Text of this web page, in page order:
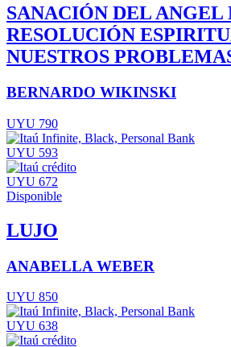
SANACIÓN DEL ANGEL
RESOLUCIÓN
NUESTROS
BERNARDO WIKINSKI
UYU 790
UYU 593
UYU 672
Disponible
LUJO
ANABELLA WEBER
UYU 850
UYU 638